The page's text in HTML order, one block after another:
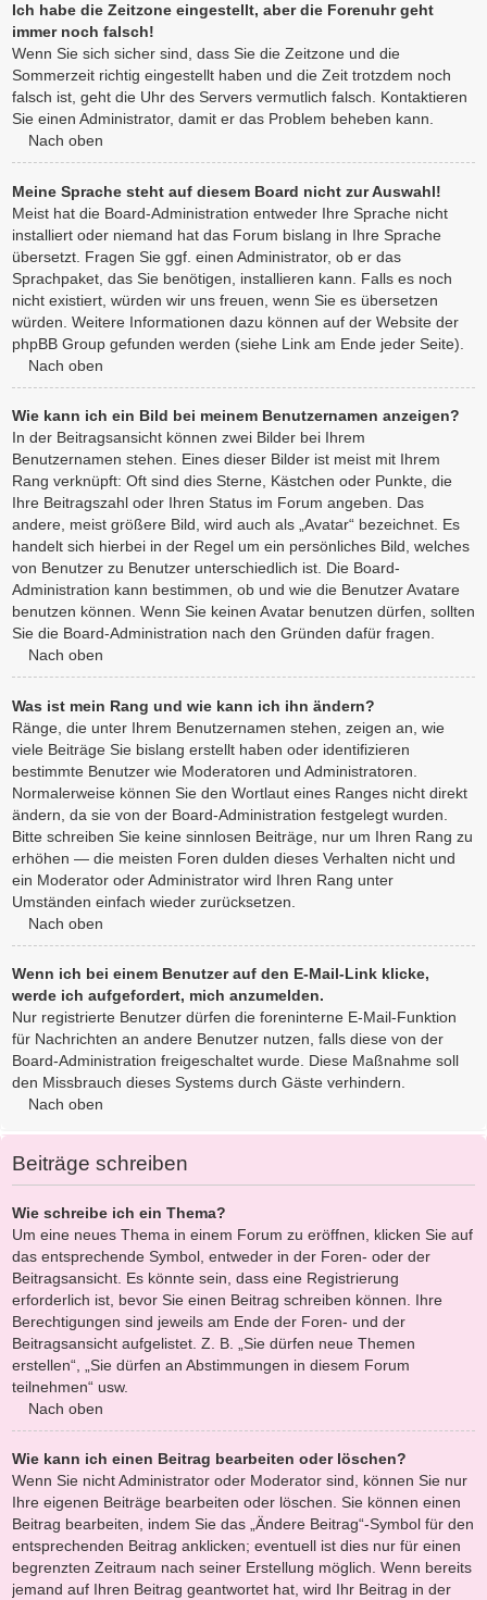
Ich habe die Zeitzone eingestellt, aber die Forenuhr geht
immer noch falsch!
Wenn Sie sich sicher sind, dass Sie die Zeitzone und die
Sommerzeit richtig eingestellt haben und die Zeit trotzdem noch
falsch ist, geht die Uhr des Servers vermutlich falsch. Kontaktieren
Sie einen Administrator, damit er das Problem beheben kann.
Nach oben
Meine Sprache steht auf diesem Board nicht zur Auswahl!
Meist hat die Board-Administration entweder Ihre Sprache nicht
installiert oder niemand hat das Forum bislang in Ihre Sprache
übersetzt. Fragen Sie ggf. einen Administrator, ob er das
Sprachpaket, das Sie benötigen, installieren kann. Falls es noch
nicht existiert, würden wir uns freuen, wenn Sie es übersetzen
würden. Weitere Informationen dazu können auf der Website der
phpBB Group gefunden werden (siehe Link am Ende jeder Seite).
Nach oben
Wie kann ich ein Bild bei meinem Benutzernamen anzeigen?
In der Beitragsansicht können zwei Bilder bei Ihrem
Benutzernamen stehen. Eines dieser Bilder ist meist mit Ihrem
Rang verknüpft: Oft sind dies Sterne, Kästchen oder Punkte, die
Ihre Beitragszahl oder Ihren Status im Forum angeben. Das
andere, meist größere Bild, wird auch als „Avatar“ bezeichnet. Es
handelt sich hierbei in der Regel um ein persönliches Bild, welches
von Benutzer zu Benutzer unterschiedlich ist. Die Board-
Administration kann bestimmen, ob und wie die Benutzer Avatare
benutzen können. Wenn Sie keinen Avatar benutzen dürfen, sollten
Sie die Board-Administration nach den Gründen dafür fragen.
Nach oben
Was ist mein Rang und wie kann ich ihn ändern?
Ränge, die unter Ihrem Benutzernamen stehen, zeigen an, wie
viele Beiträge Sie bislang erstellt haben oder identifizieren
bestimmte Benutzer wie Moderatoren und Administratoren.
Normalerweise können Sie den Wortlaut eines Ranges nicht direkt
ändern, da sie von der Board-Administration festgelegt wurden.
Bitte schreiben Sie keine sinnlosen Beiträge, nur um Ihren Rang zu
erhöhen — die meisten Foren dulden dieses Verhalten nicht und
ein Moderator oder Administrator wird Ihren Rang unter
Umständen einfach wieder zurücksetzen.
Nach oben
Wenn ich bei einem Benutzer auf den E-Mail-Link klicke,
werde ich aufgefordert, mich anzumelden.
Nur registrierte Benutzer dürfen die foreninterne E-Mail-Funktion
für Nachrichten an andere Benutzer nutzen, falls diese von der
Board-Administration freigeschaltet wurde. Diese Maßnahme soll
den Missbrauch dieses Systems durch Gäste verhindern.
Nach oben
Beiträge schreiben
Wie schreibe ich ein Thema?
Um eine neues Thema in einem Forum zu eröffnen, klicken Sie auf
das entsprechende Symbol, entweder in der Foren- oder der
Beitragsansicht. Es könnte sein, dass eine Registrierung
erforderlich ist, bevor Sie einen Beitrag schreiben können. Ihre
Berechtigungen sind jeweils am Ende der Foren- und der
Beitragsansicht aufgelistet. Z. B. „Sie dürfen neue Themen
erstellen“, „Sie dürfen an Abstimmungen in diesem Forum
teilnehmen“ usw.
Nach oben
Wie kann ich einen Beitrag bearbeiten oder löschen?
Wenn Sie nicht Administrator oder Moderator sind, können Sie nur
Ihre eigenen Beiträge bearbeiten oder löschen. Sie können einen
Beitrag bearbeiten, indem Sie das „Ändere Beitrag“-Symbol für den
entsprechenden Beitrag anklicken; eventuell ist dies nur für einen
begrenzten Zeitraum nach seiner Erstellung möglich. Wenn bereits
jemand auf Ihren Beitrag geantwortet hat, wird Ihr Beitrag in der